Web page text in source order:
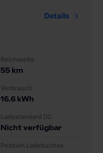
Details
Reichweite
55 km
Verbrauch
16.6 kWh
Ladestandard DC
Nicht verfügbar
Position Ladebuchse